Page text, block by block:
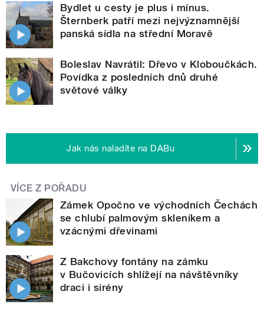
Bydlet u cesty je plus i mínus.
Šternberk patří mezi nejvýznamnější
panská sídla na střední Moravě
Boleslav Navrátil: Dřevo v Kloboučkách.
Povídka z posledních dnů druhé
světové války
Jak nás naladíte na DABu
VÍCE Z POŘADU
Zámek Opočno ve východních Čechách
se chlubí palmovým skleníkem a
vzácnými dřevinami
Z Bakchovy fontány na zámku
v Bučovicích shlížejí na návštěvníky
draci i sirény